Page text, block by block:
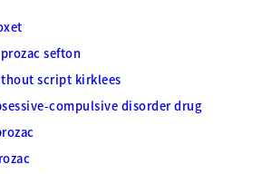
sefton
script kirklees
compulsive disorder drug